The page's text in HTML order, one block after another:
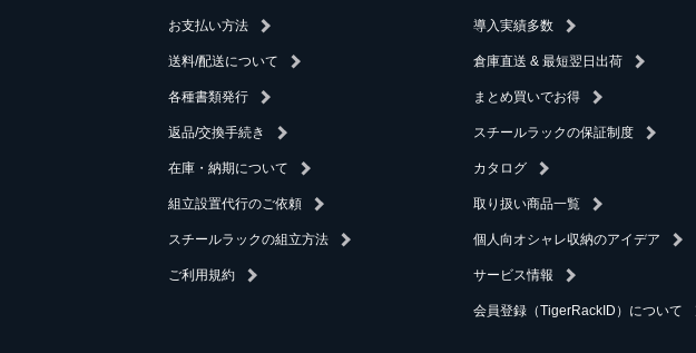
お支払い方法
送料/配送について
各種書類発行
返品/交換手続き
在庫・納期について
組立設置代行のご依頼
スチールラックの組立方法
ご利用規約
導入実績多数
倉庫直送 & 最短翌日出荷
まとめ買いでお得
スチールラックの保証制度
カタログ
取り扱い商品一覧
個人向オシャレ収納のアイデア
サービス情報
会員登録（TigerRackID）について